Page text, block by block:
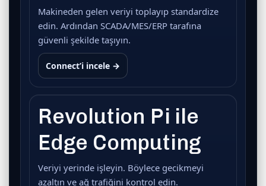
Makineden gelen veriyi toplayıp standardize
edin. Ardından SCADA/MES/ERP tarafına
güvenli şekilde taşıyın.
Connect’i incele →
Revolution Pi ile
Edge Computing
Veriyi yerinde işleyin. Böylece gecikmeyi
azaltın ve ağ trafiğini kontrol edin.